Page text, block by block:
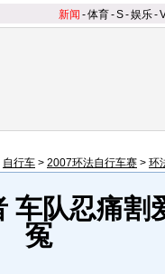
新闻 -体育-S-娱乐-
自行车 > 2007环法自行车赛 > 环
车队忍痛割
冤